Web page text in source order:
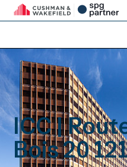
ICC |
Bois 20